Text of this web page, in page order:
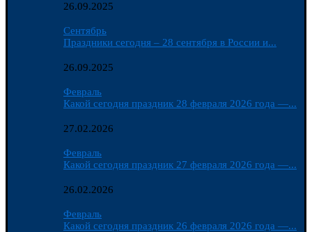
26.09.2025
Сентябрь
Праздники сегодня – 28 сентября в России и...
26.09.2025
Февраль
Какой сегодня праздник 28 февраля 2026 года —...
27.02.2026
Февраль
Какой сегодня праздник 27 февраля 2026 года —...
26.02.2026
Февраль
Какой сегодня праздник 26 февраля 2026 года —...